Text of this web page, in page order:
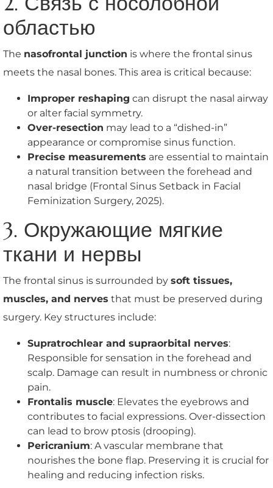
областью
The nasofrontal junction is where the frontal sinus
meets the nasal bones. This area is critical because:
Improper reshaping can disrupt the nasal airway
or alter facial symmetry.
Over-resection may lead to a “dished-in”
appearance or compromise sinus function.
Precise measurements are essential to maintain
a natural transition between the forehead and
nasal bridge (Frontal Sinus Setback in Facial
Feminization Surgery, 2025).
3. Окружающие мягкие
ткани и нервы
The frontal sinus is surrounded by soft tissues,
muscles, and nerves that must be preserved during
surgery. Key structures include:
Supratrochlear and supraorbital nerves:
Responsible for sensation in the forehead and
scalp. Damage can result in numbness or chronic
pain.
Frontalis muscle: Elevates the eyebrows and
contributes to facial expressions. Over-dissection
can lead to brow ptosis (drooping).
Pericranium: A vascular membrane that
nourishes the bone flap. Preserving it is crucial for
healing and reducing infection risks.